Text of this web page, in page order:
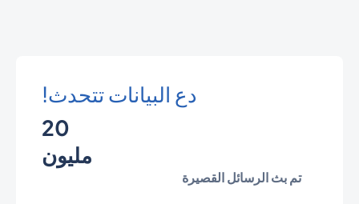
دع البيانات تتحدث!
20
مليون
تم بث الرسائل القصيرة